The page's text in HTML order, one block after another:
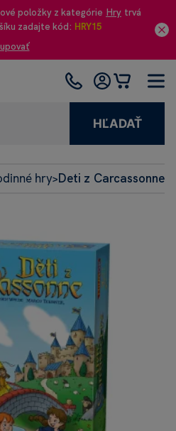
položky z kategórie Hry trvá
zadajte kód: HRY15
HĽADAŤ
hry>Deti z Carcassonne